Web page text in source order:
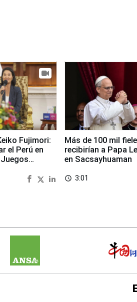
Fujimori:
el Perú en
Más de 100 mil
recibirían a Papa
en Sacsayhuaman
access_time 3:01